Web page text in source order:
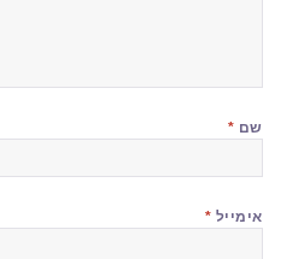
שם *
אימייל *